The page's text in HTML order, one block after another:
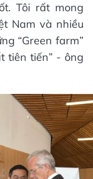
Tôi rất mong
Nam và nhiều
“Green farm”
tiên tiến” - ông